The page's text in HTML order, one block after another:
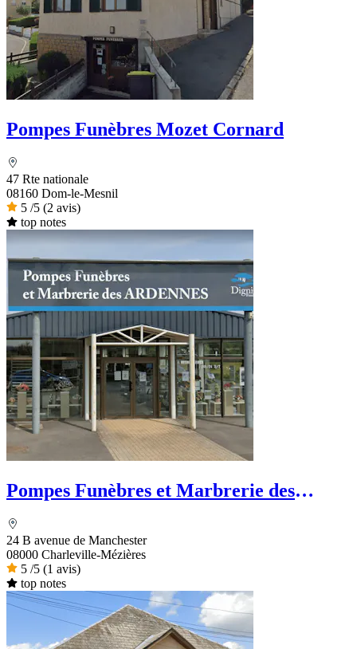
Pompes Funèbres Mozet Cornard
47 Rte nationale
08160 Dom-le-Mesnil
5 /5 (2 avis)
top notes
Pompes Funèbres et Marbrerie des
24 B avenue de Manchester
08000 Charleville-Mézières
5 /5 (1 avis)
top notes